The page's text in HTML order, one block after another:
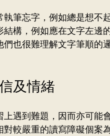
筆忘字，例如總是想不
構，例如應在文字左邊
也很難理解文字筆順的
及情緒
遇到難題，因而亦可能
對較嚴重的讀寫障礙個案